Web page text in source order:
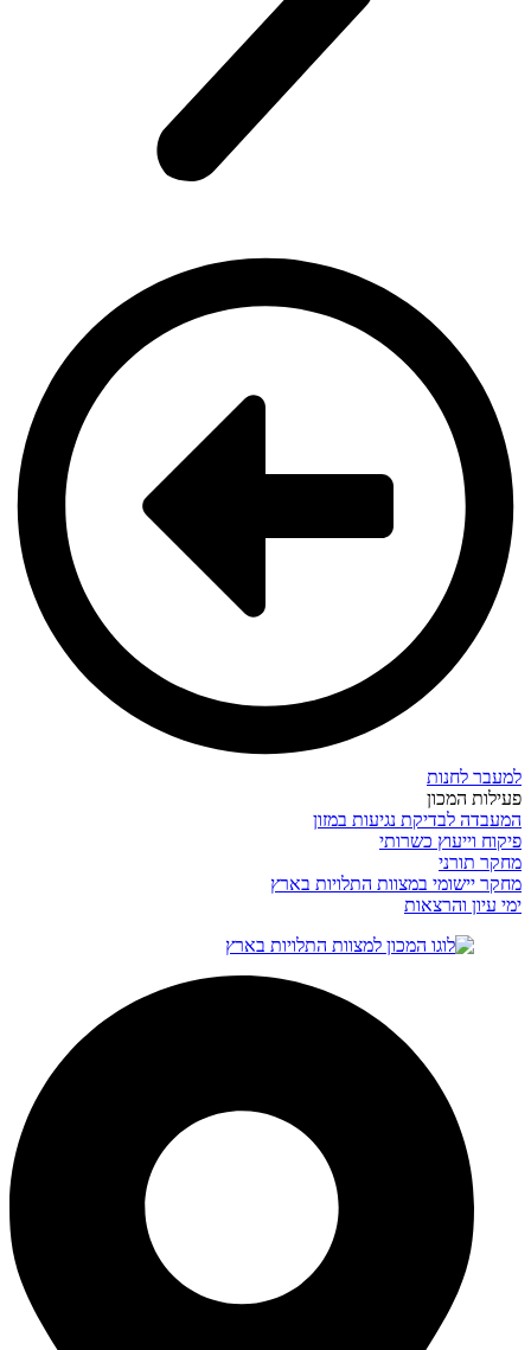
למעבר לחנות
פעילות המכון
המעבדה לבדיקת נגיעות במזון
פיקוח וייעוץ כשרותי
מחקר תורני
מחקר יישומי במצוות התלויות בארץ
ימי עיון והרצאות